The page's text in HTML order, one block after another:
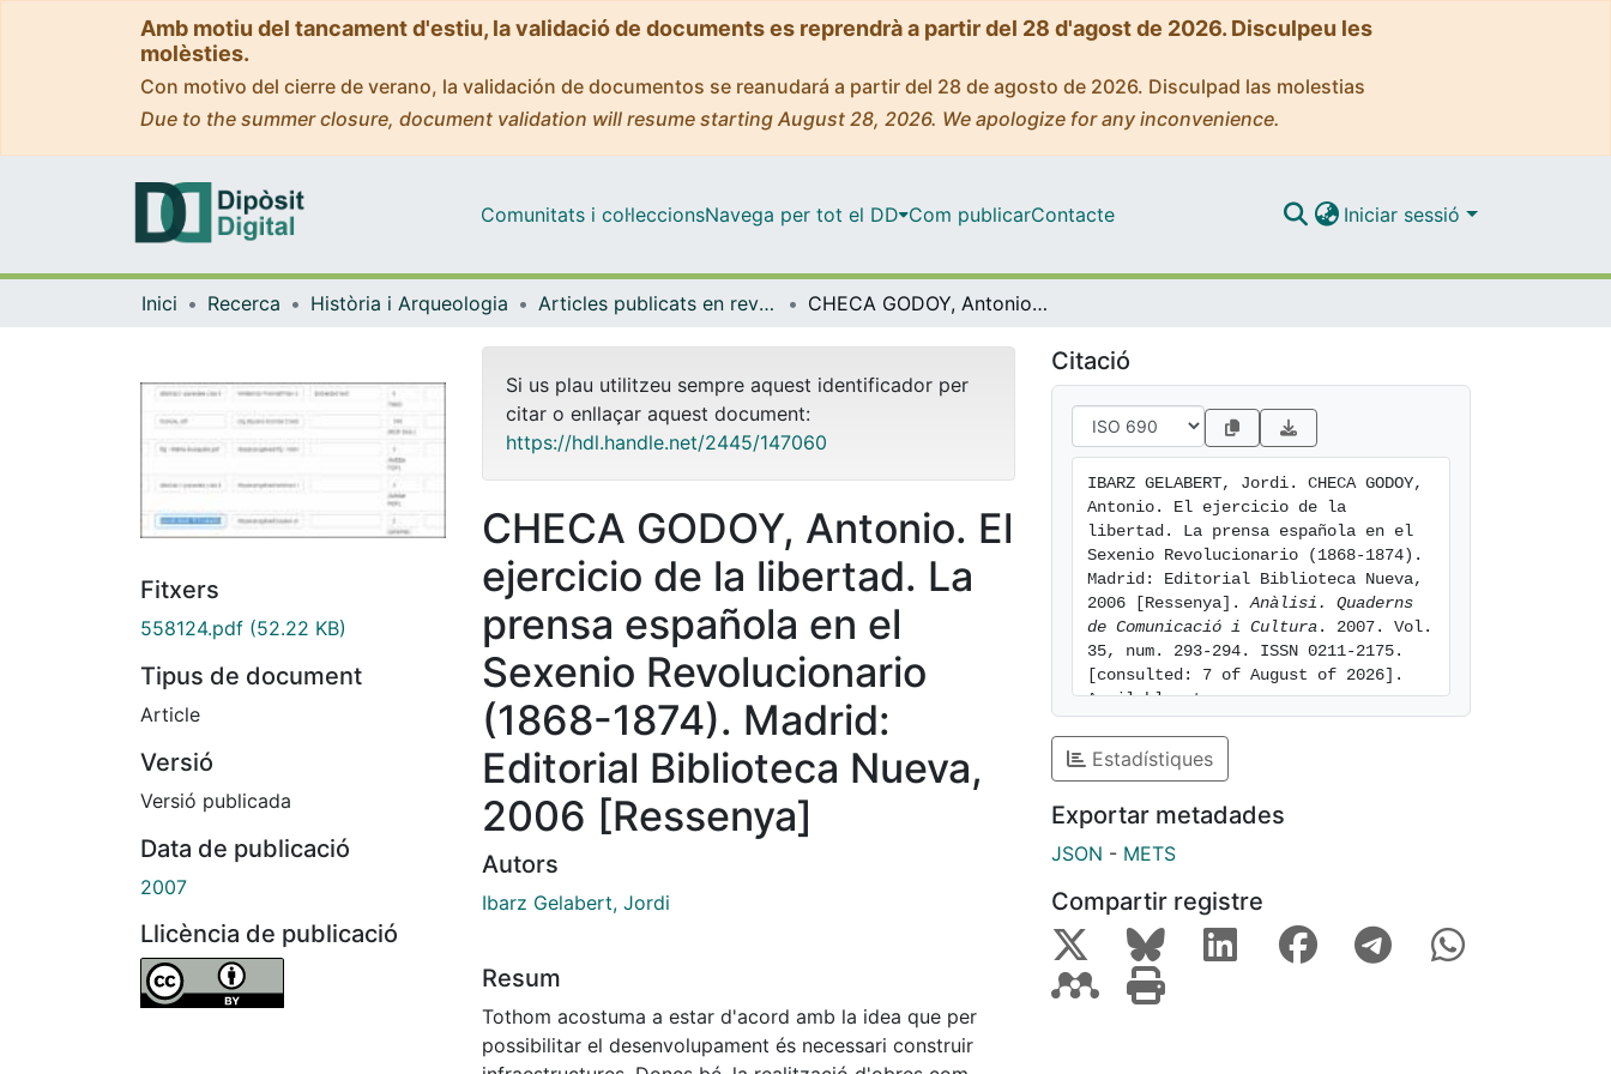
Amb motiu del tancament d'estiu, la validació de documents es reprendrà a partir del 28 d'agost de 2026. Disculpeu les
molèsties.
Con motivo del cierre de verano, la validación de documentos se reanudará a partir del 28 de agosto de 2026. Disculpad las molestias
Due to the summer closure, document validation will resume starting August 28, 2026. We apologize for any inconvenience.
Comunitats i col·leccionsNavega per tot el DD Com publicarContacte Iniciar sessió
Inici Recerca Història i Arqueologia Articles publicats en revistes (Història i Arqueologia) CHECA GODOY, Antonio. El ejercicio de la libertad. La prensa española en el Sexenio Revolucionario (1868-1874). Madrid: Editorial Biblioteca Nueva, 2006 [Ressenya]
Fitxers
558124.pdf (52.22 KB)
Tipus de document
Article
Versió
Versió publicada
Data de publicació
2007
Llicència de publicació
Si us plau utilitzeu sempre aquest identificador per
citar o enllaçar aquest document:
https://hdl.handle.net/2445/147060
CHECA GODOY, Antonio. El
ejercicio de la libertad. La
prensa española en el
Sexenio Revolucionario
(1868-1874). Madrid:
Editorial Biblioteca Nueva,
2006 [Ressenya]
Autors
Ibarz Gelabert, Jordi
Resum
Tothom acostuma a estar d'acord amb la idea que per
possibilitar el desenvolupament és necessari construir
Citació
IBARZ GELABERT, Jordi. CHECA GODOY,
Antonio. El ejercicio de la
libertad. La prensa española en el
Sexenio Revolucionario (1868-1874).
Madrid: Editorial Biblioteca Nueva,
2006 [Ressenya]. Anàlisi. Quaderns
de Comunicació i Cultura . 2007. Vol.
35, num. 293-294. ISSN 0211-2175.
[consulted: 7 of August of 2026].
Available at:
Estadístiques
Exportar metadades
JSON - METS
Compartir registre